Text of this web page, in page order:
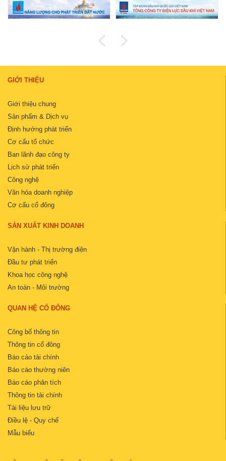
GIỚI THIỆU
Giới thiệu chung
Sản phẩm & Dịch vụ
Định hướng phát triển
Cơ cấu tổ chức
Ban lãnh đạo công ty
Lịch sử phát triển
Công nghệ
Văn hóa doanh nghiệp
Cơ cấu cổ đông
SẢN XUẤT KINH DOANH
Vận hành - Thị trường điện
Đầu tư phát triển
Khoa học công nghệ
An toàn - Môi trường
QUAN HỆ CỔ ĐÔNG
Công bố thông tin
Thông tin cổ đông
Báo cáo tài chính
Báo cáo thường niên
Báo cáo phân tích
Thông tin tài chính
Tài liệu lưu trữ
Điều lệ - Quy chế
Mẫu biểu